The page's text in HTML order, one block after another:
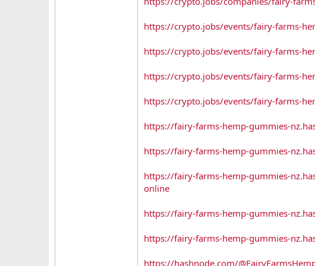
https://crypto.jobs/events/fairy-farms-
https://crypto.jobs/events/fairy-farms-
https://crypto.jobs/events/fairy-farms-
https://crypto.jobs/events/fairy-farms-
https://fairy-farms-hemp-gummies-
https://fairy-farms-hemp-gummies-
https://fairy-farms-hemp-gummies-
online
https://fairy-farms-hemp-gummies-
https://fairy-farms-hemp-gummies-
https://hashnode.com/